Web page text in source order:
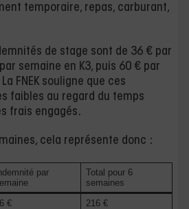
temporaire, repas, carburant,
de stage sont de 36 € par
semaine en K3, puis 60 € par
FNEK souligne que ces
faibles au regard du temps
frais engagés.
cela représente donc :
par
Total pour 6
semaines
€
216 €